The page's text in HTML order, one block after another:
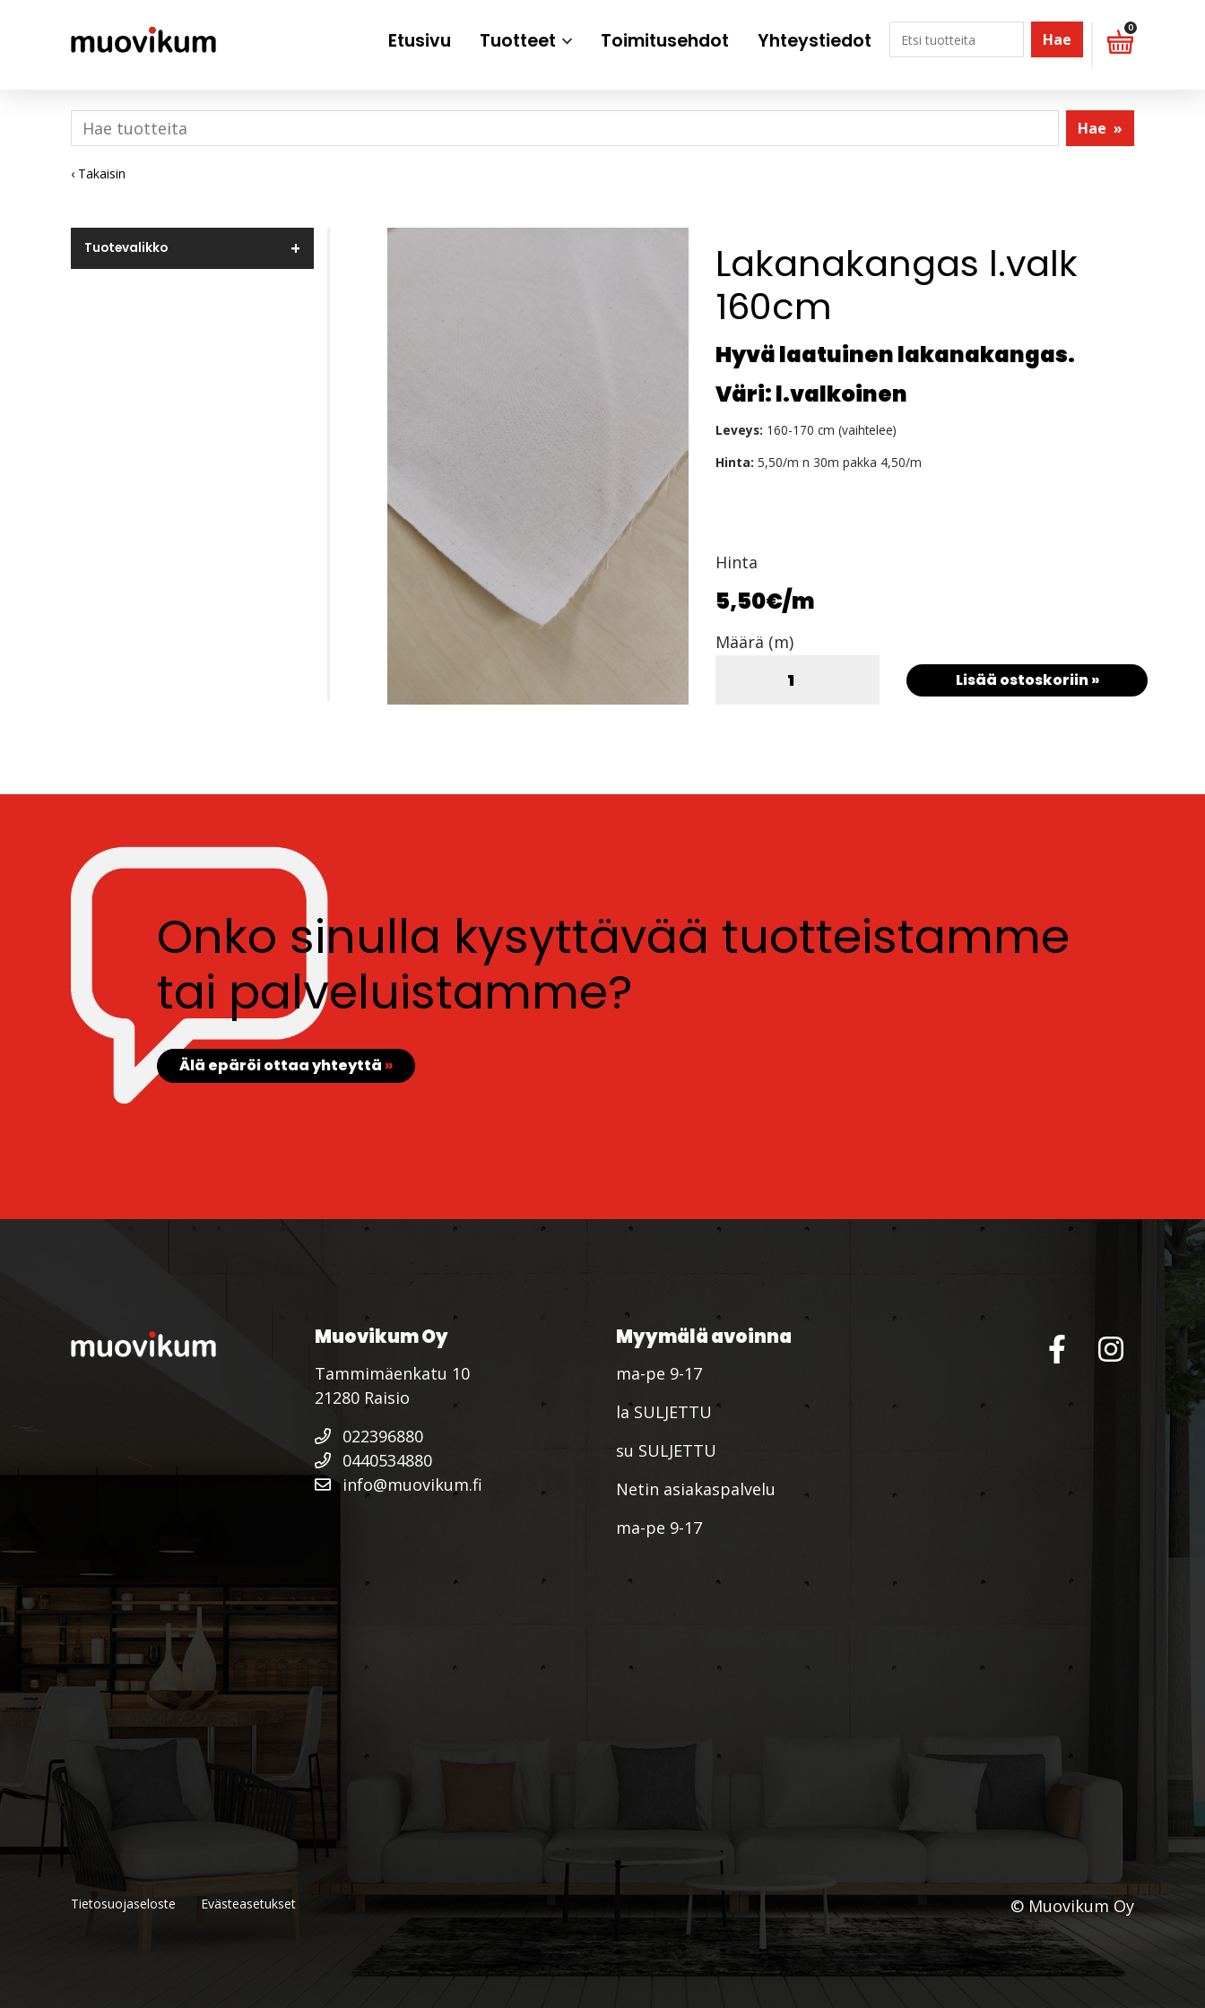
Etusivu Tuotteet Toimitusehdot Yhteystiedot Hae
0
Hae »
‹ Takaisin
Tuotevalikko
Lakanakangas l.valk
160cm
Hyvä laatuinen lakanakangas.
Väri: l.valkoinen
Leveys: 160-170 cm (vaihtelee)
Hinta: 5,50/m n 30m pakka 4,50/m
Hinta
5,50€/m
Määrä (m)
Lisää ostoskoriin »
Onko sinulla kysyttävää tuotteistamme
tai palveluistamme?
Älä epäröi ottaa yhteyttä »
Muovikum Oy
Tammimäenkatu 10
21280 Raisio
022396880
0440534880
info@muovikum.fi
Myymälä avoinna
ma-pe 9-17
la SULJETTU
su SULJETTU
Netin asiakaspalvelu
ma-pe 9-17
Tietosuojaseloste Evästeasetukset © Muovikum Oy